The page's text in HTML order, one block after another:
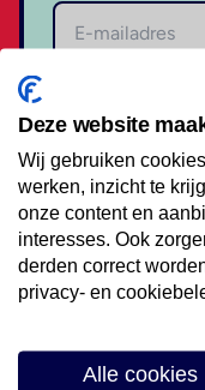
Volg ons op social
Deze website
Wij gebruiken
werken, inzicht te
onze content en
interesses. Ook
derden correct
privacy- en
Alle cookies